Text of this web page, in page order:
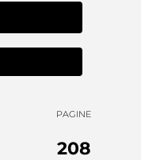
PAGINE
208